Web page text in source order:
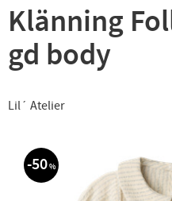
Klänning
gd body
Lil´ Atelier
50%